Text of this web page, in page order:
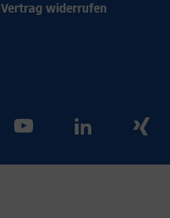
Vertrag widerrufen